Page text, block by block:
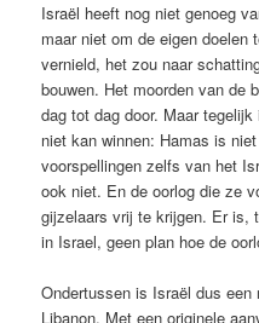
Israël heeft nog niet genoeg
maar niet om de eigen doelen
vernield, het zou naar
bouwen. Het moorden van de
dag tot dag door. Maar
niet kan winnen: Hamas is
voorspellingen zelfs van het
ook niet. En de oorlog die ze
gijzelaars vrij te krijgen. Er is,
in Israel, geen plan hoe de
Ondertussen is Israël dus een
Libanon. Met een originele